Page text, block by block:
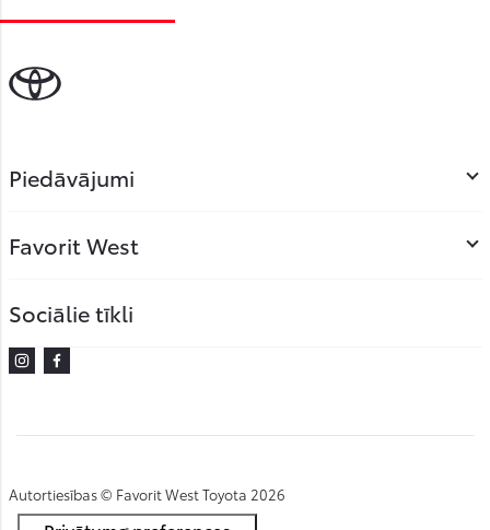
Piedāvājumi
Favorit West
Sociālie tīkli
Instagram
Facebook
Autortiesības © Favorit West Toyota 2026